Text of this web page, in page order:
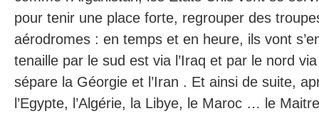
pour tenir une place forte, regrouper des
aérodromes : en temps et en heure, ils vont
tenaille par le sud est via l’Iraq et par le nord
sépare la Géorgie et l’Iran . Et ainsi de suite,
l’Egypte, l’Algérie, la Libye, le Maroc … le